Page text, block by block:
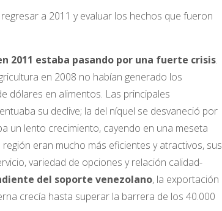
a 2011 y evaluar los hechos que fueron
2011 estaba pasando por una fuerte crisis.
en 2008 no habían generado los
dólares en alimentos. Las principales
su declive; la del níquel se desvaneció por
un lento crecimiento, cayendo en una meseta
eran mucho más eficientes y atractivos, sus
variedad de opciones y relación calidad-
del soporte venezolano, la exportación
crecía hasta superar la barrera de los 40.000